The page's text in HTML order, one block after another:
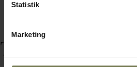
Statistik
Marketing
Tilbehør